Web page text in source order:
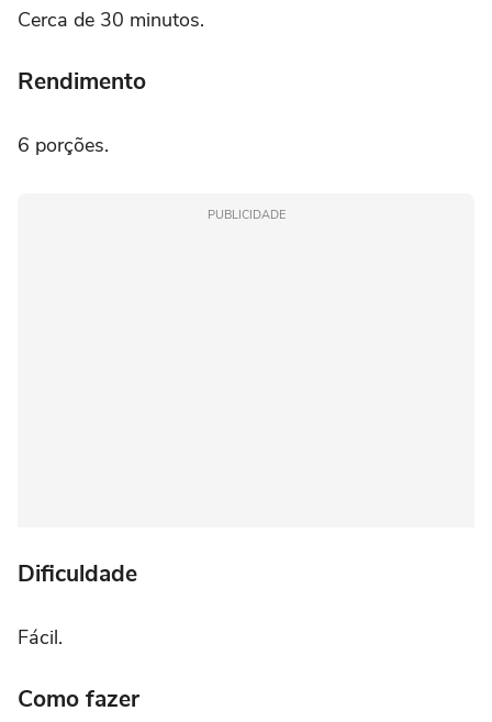
Cerca de 30 minutos.
Rendimento
6 porções.
PUBLICIDADE
Dificuldade
Fácil.
Como fazer